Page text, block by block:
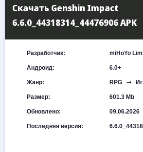
Скачать Genshin Impact
6.6.0_44318314_44476906 APK
Разработчик: miHoYo
Андроид: 6.0+
Жанр: RPG ➞
Размер: 601.3 Mb
Обновлено: 09.06.2026
Последняя версия: